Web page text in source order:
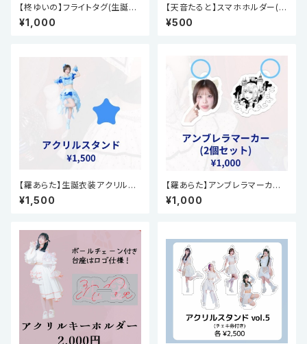
【柊ゆいの】フライトタグ(生誕祭
2026)
¥1,000
【天音たると】スマホホルダー(周
年祭2026)
¥500
【羅あらた】生誕衣装アクリルス
タンド(生誕祭2025)
¥1,500
【羅あらた】アンブレラマーカー2
個セット(生誕祭2025)
¥1,000